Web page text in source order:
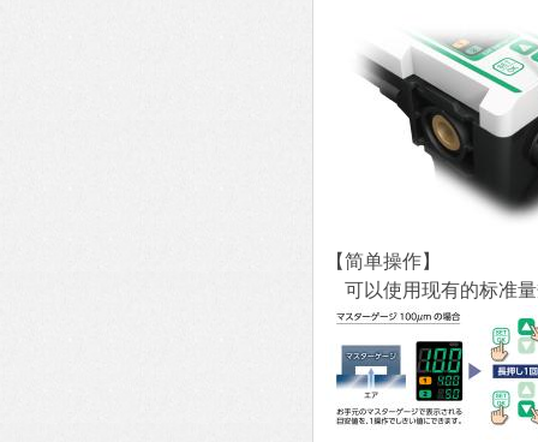
【简单操作】
可以使用现有的标准量